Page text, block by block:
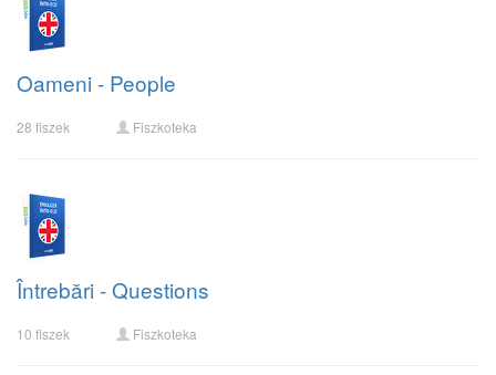
Oameni - People
28 fiszek Fiszkoteka
Întrebări - Questions
10 fiszek Fiszkoteka